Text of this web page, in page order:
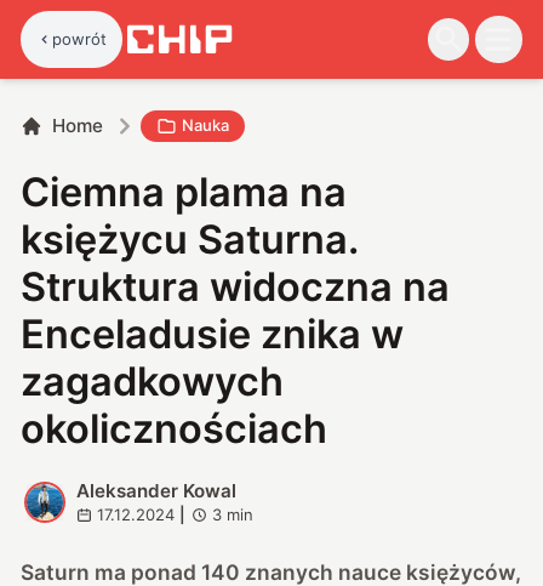
powrót
Home Nauka
Ciemna plama na
księżycu Saturna.
Struktura widoczna na
Enceladusie znika w
zagadkowych
okolicznościach
A
Aleksander Kowal
17.12.2024 3 min
Saturn ma ponad 140 znanych nauce księżyców,